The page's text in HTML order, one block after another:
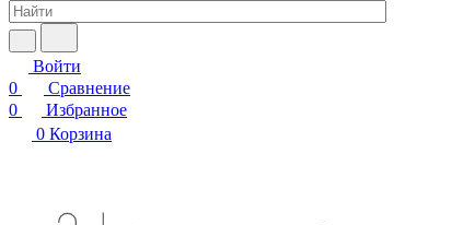
Войти
0
Сравнение
0
Избранное
0 Корзина